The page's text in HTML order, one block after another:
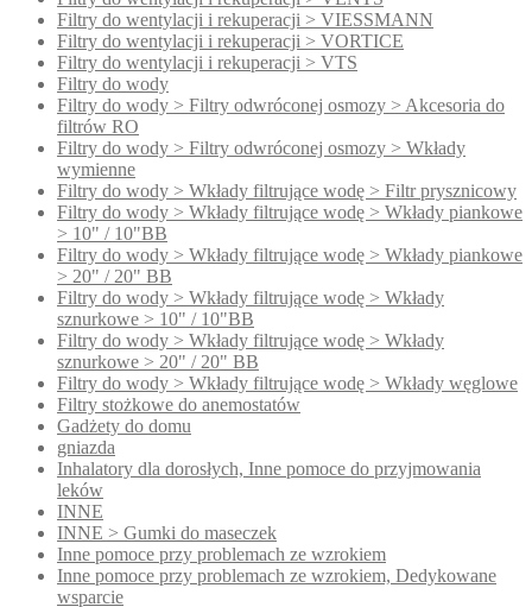
Filtry do wentylacji i rekuperacji > VIESSMANN
Filtry do wentylacji i rekuperacji > VORTICE
Filtry do wentylacji i rekuperacji > VTS
Filtry do wody
Filtry do wody > Filtry odwróconej osmozy > Akcesoria do
filtrów RO
Filtry do wody > Filtry odwróconej osmozy > Wkłady
wymienne
Filtry do wody > Wkłady filtrujące wodę > Filtr prysznicowy
Filtry do wody > Wkłady filtrujące wodę > Wkłady piankowe
> 10" / 10"BB
Filtry do wody > Wkłady filtrujące wodę > Wkłady piankowe
> 20" / 20" BB
Filtry do wody > Wkłady filtrujące wodę > Wkłady
sznurkowe > 10" / 10"BB
Filtry do wody > Wkłady filtrujące wodę > Wkłady
sznurkowe > 20" / 20" BB
Filtry do wody > Wkłady filtrujące wodę > Wkłady węglowe
Filtry stożkowe do anemostatów
Gadżety do domu
gniazda
Inhalatory dla dorosłych, Inne pomoce do przyjmowania
leków
INNE
INNE > Gumki do maseczek
Inne pomoce przy problemach ze wzrokiem
Inne pomoce przy problemach ze wzrokiem, Dedykowane
wsparcie